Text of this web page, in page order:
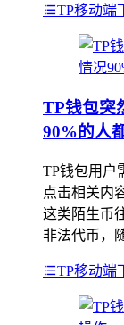
TP移动端
TP钱包突
90%的人
TP钱包用户
点击相关内
这类陌生币
非法代币，
TP移动端